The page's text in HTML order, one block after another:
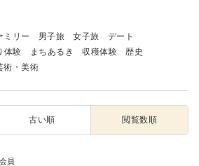
ミリー 男子旅 女子旅
デート
体験 まちあるき 収穫体験
歴史
術・美術
古い順 閲覧数順
員